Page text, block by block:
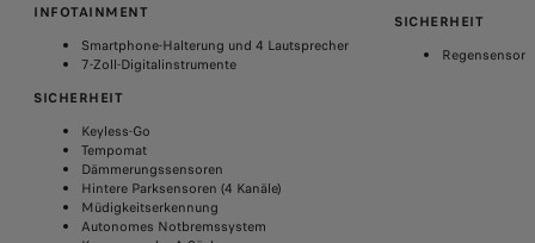
INFOTAINMENT
Smartphone-Halterung und 4 Lautsprecher
7-Zoll-Digitalinstrumente
SICHERHEIT
Keyless-Go
Tempomat
Dämmerungssensoren
Hintere Parksensoren (4 Kanäle)
Müdigkeitserkennung
Autonomes Notbremssystem
SICHERHEIT
Regensensor